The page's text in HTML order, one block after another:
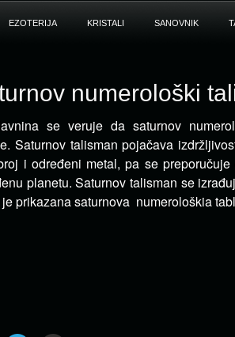
EZOTERIJA KRISTALI SANOVNIK
numerološki
se veruje da saturnov
Saturnov talisman pojačava
i određeni metal, pa se
planetu. Saturnov talisman se
prikazana saturnova numerološkia